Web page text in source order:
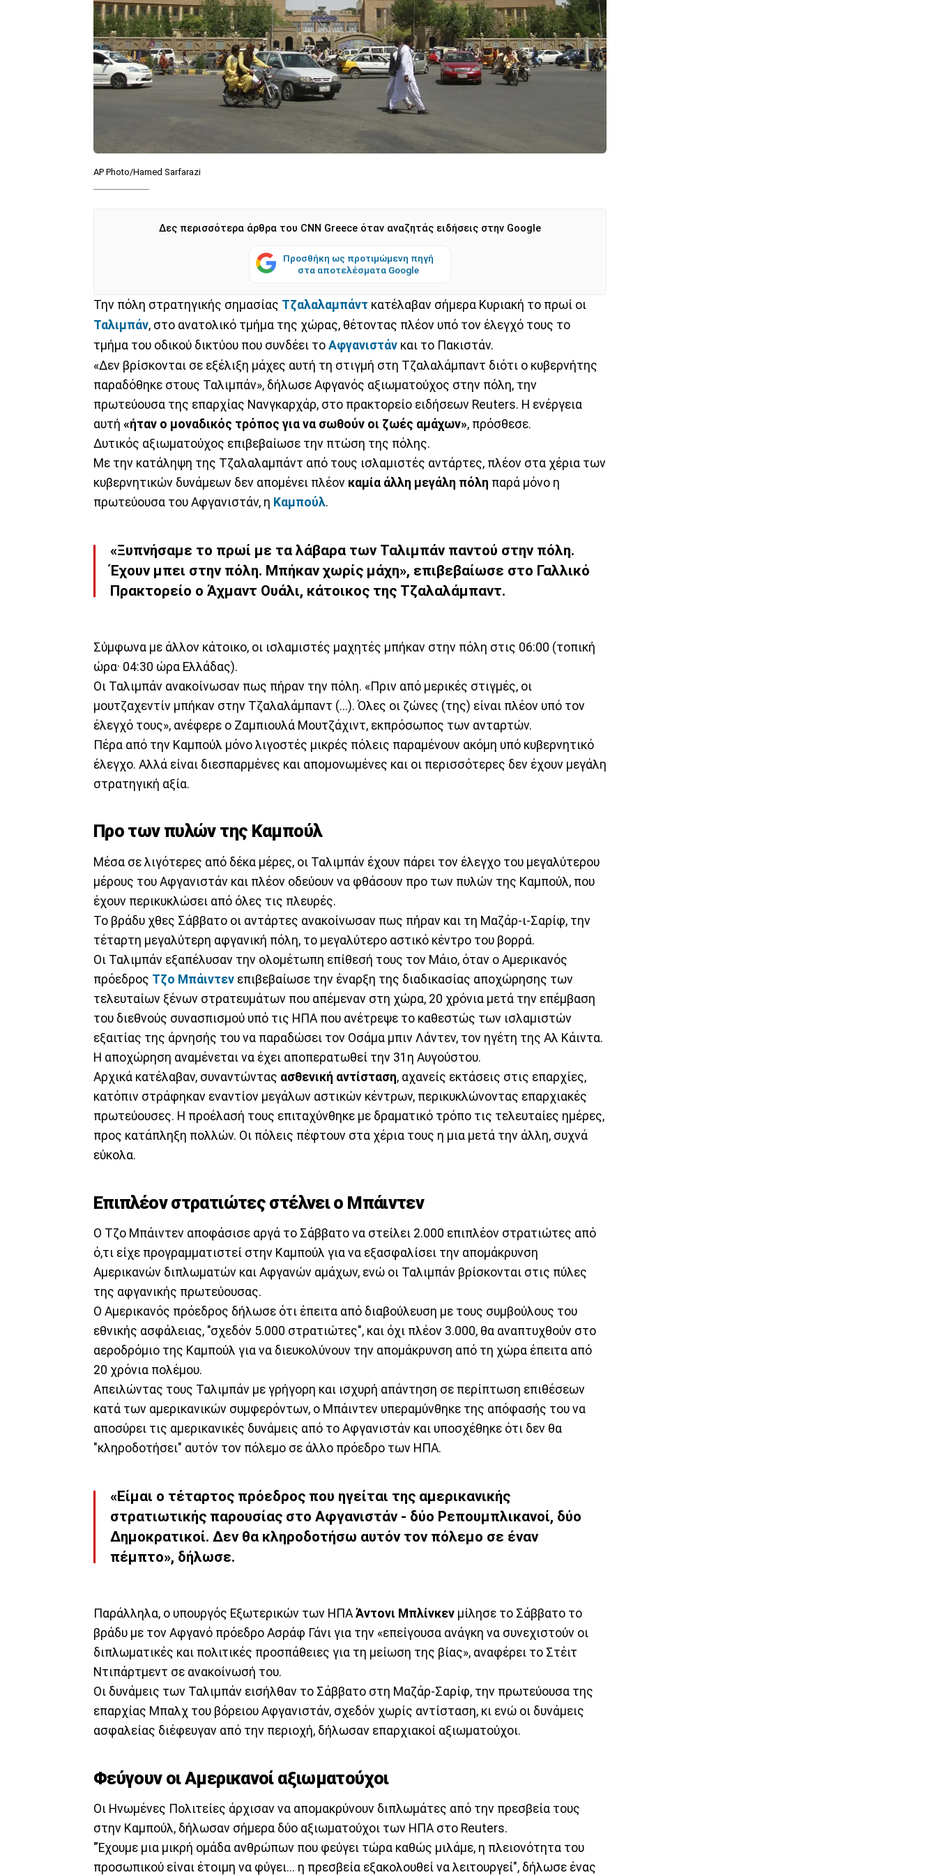
AP Photo/Hamed Sarfarazi
Δες περισσότερα άρθρα του CNN Greece όταν αναζητάς ειδήσεις στην Google
Προσθήκη ως προτιμώμενη πηγή
στα αποτελέσματα Google
Την πόλη στρατηγικής σημασίας Τζαλαλαμπάντ κατέλαβαν σήμερα Κυριακή το πρωί οι
Ταλιμπάν, στο ανατολικό τμήμα της χώρας, θέτοντας πλέον υπό τον έλεγχό τους το
τμήμα του οδικού δικτύου που συνδέει το Αφγανιστάν και το Πακιστάν.
«Δεν βρίσκονται σε εξέλιξη μάχες αυτή τη στιγμή στη Τζαλαλάμπαντ διότι ο κυβερνήτης
παραδόθηκε στους Ταλιμπάν», δήλωσε Αφγανός αξιωματούχος στην πόλη, την
πρωτεύουσα της επαρχίας Νανγκαρχάρ, στο πρακτορείο ειδήσεων Reuters. Η ενέργεια
αυτή «ήταν ο μοναδικός τρόπος για να σωθούν οι ζωές αμάχων», πρόσθεσε.
Δυτικός αξιωματούχος επιβεβαίωσε την πτώση της πόλης.
Με την κατάληψη της Τζαλαλαμπάντ από τους ισλαμιστές αντάρτες, πλέον στα χέρια των
κυβερνητικών δυνάμεων δεν απομένει πλέον καμία άλλη μεγάλη πόλη παρά μόνο η
πρωτεύουσα του Αφγανιστάν, η Καμπούλ.
«Ξυπνήσαμε το πρωί με τα λάβαρα των Ταλιμπάν παντού στην πόλη.
Έχουν μπει στην πόλη. Μπήκαν χωρίς μάχη», επιβεβαίωσε στο Γαλλικό
Πρακτορείο ο Άχμαντ Ουάλι, κάτοικος της Τζαλαλάμπαντ.
Σύμφωνα με άλλον κάτοικο, οι ισλαμιστές μαχητές μπήκαν στην πόλη στις 06:00 (τοπική
ώρα· 04:30 ώρα Ελλάδας).
Οι Ταλιμπάν ανακοίνωσαν πως πήραν την πόλη. «Πριν από μερικές στιγμές, οι
μουτζαχεντίν μπήκαν στην Τζαλαλάμπαντ (...). Όλες οι ζώνες (της) είναι πλέον υπό τον
έλεγχό τους», ανέφερε ο Ζαμπιουλά Μουτζάχιντ, εκπρόσωπος των ανταρτών.
Πέρα από την Καμπούλ μόνο λιγοστές μικρές πόλεις παραμένουν ακόμη υπό κυβερνητικό
έλεγχο. Αλλά είναι διεσπαρμένες και απομονωμένες και οι περισσότερες δεν έχουν μεγάλη
στρατηγική αξία.
Προ των πυλών της Καμπούλ
Μέσα σε λιγότερες από δέκα μέρες, οι Ταλιμπάν έχουν πάρει τον έλεγχο του μεγαλύτερου
μέρους του Αφγανιστάν και πλέον οδεύουν να φθάσουν προ των πυλών της Καμπούλ, που
έχουν περικυκλώσει από όλες τις πλευρές.
Το βράδυ χθες Σάββατο οι αντάρτες ανακοίνωσαν πως πήραν και τη Μαζάρ-ι-Σαρίφ, την
τέταρτη μεγαλύτερη αφγανική πόλη, το μεγαλύτερο αστικό κέντρο του βορρά.
Οι Ταλιμπάν εξαπέλυσαν την ολομέτωπη επίθεσή τους τον Μάιο, όταν ο Αμερικανός
πρόεδρος Τζο Μπάιντεν επιβεβαίωσε την έναρξη της διαδικασίας αποχώρησης των
τελευταίων ξένων στρατευμάτων που απέμεναν στη χώρα, 20 χρόνια μετά την επέμβαση
του διεθνούς συνασπισμού υπό τις ΗΠΑ που ανέτρεψε το καθεστώς των ισλαμιστών
εξαιτίας της άρνησής του να παραδώσει τον Οσάμα μπιν Λάντεν, τον ηγέτη της Αλ Κάιντα.
Η αποχώρηση αναμένεται να έχει αποπερατωθεί την 31η Αυγούστου.
Αρχικά κατέλαβαν, συναντώντας ασθενική αντίσταση, αχανείς εκτάσεις στις επαρχίες,
κατόπιν στράφηκαν εναντίον μεγάλων αστικών κέντρων, περικυκλώνοντας επαρχιακές
πρωτεύουσες. Η προέλασή τους επιταχύνθηκε με δραματικό τρόπο τις τελευταίες ημέρες,
προς κατάπληξη πολλών. Οι πόλεις πέφτουν στα χέρια τους η μια μετά την άλλη, συχνά
εύκολα.
Επιπλέον στρατιώτες στέλνει ο Μπάιντεν
Ο Τζο Μπάιντεν αποφάσισε αργά το Σάββατο να στείλει 2.000 επιπλέον στρατιώτες από
ό,τι είχε προγραμματιστεί στην Καμπούλ για να εξασφαλίσει την απομάκρυνση
Αμερικανών διπλωματών και Αφγανών αμάχων, ενώ οι Ταλιμπάν βρίσκονται στις πύλες
της αφγανικής πρωτεύουσας.
Ο Αμερικανός πρόεδρος δήλωσε ότι έπειτα από διαβούλευση με τους συμβούλους του
εθνικής ασφάλειας, "σχεδόν 5.000 στρατιώτες", και όχι πλέον 3.000, θα αναπτυχθούν στο
αεροδρόμιο της Καμπούλ για να διευκολύνουν την απομάκρυνση από τη χώρα έπειτα από
20 χρόνια πολέμου.
Απειλώντας τους Ταλιμπάν με γρήγορη και ισχυρή απάντηση σε περίπτωση επιθέσεων
κατά των αμερικανικών συμφερόντων, ο Μπάιντεν υπεραμύνθηκε της απόφασής του να
αποσύρει τις αμερικανικές δυνάμεις από το Αφγανιστάν και υποσχέθηκε ότι δεν θα
"κληροδοτήσει" αυτόν τον πόλεμο σε άλλο πρόεδρο των ΗΠΑ.
«Είμαι ο τέταρτος πρόεδρος που ηγείται της αμερικανικής
στρατιωτικής παρουσίας στο Αφγανιστάν - δύο Ρεπουμπλικανοί, δύο
Δημοκρατικοί. Δεν θα κληροδοτήσω αυτόν τον πόλεμο σε έναν
πέμπτο», δήλωσε.
Παράλληλα, ο υπουργός Εξωτερικών των ΗΠΑ Άντονι Μπλίνκεν μίλησε το Σάββατο το
βράδυ με τον Αφγανό πρόεδρο Ασράφ Γάνι για την «επείγουσα ανάγκη να συνεχιστούν οι
διπλωματικές και πολιτικές προσπάθειες για τη μείωση της βίας», αναφέρει το Στέιτ
Ντιπάρτμεντ σε ανακοίνωσή του.
Οι δυνάμεις των Ταλιμπάν εισήλθαν το Σάββατο στη Μαζάρ-Σαρίφ, την πρωτεύουσα της
επαρχίας Μπαλχ του βόρειου Αφγανιστάν, σχεδόν χωρίς αντίσταση, κι ενώ οι δυνάμεις
ασφαλείας διέφευγαν από την περιοχή, δήλωσαν επαρχιακοί αξιωματούχοι.
Φεύγουν οι Αμερικανοί αξιωματούχοι
Οι Ηνωμένες Πολιτείες άρχισαν να απομακρύνουν διπλωμάτες από την πρεσβεία τους
στην Καμπούλ, δήλωσαν σήμερα δύο αξιωματούχοι των ΗΠΑ στο Reuters.
"Έχουμε μια μικρή ομάδα ανθρώπων που φεύγει τώρα καθώς μιλάμε, η πλειονότητα του
προσωπικού είναι έτοιμη να φύγει... η πρεσβεία εξακολουθεί να λειτουργεί", δήλωσε ένας